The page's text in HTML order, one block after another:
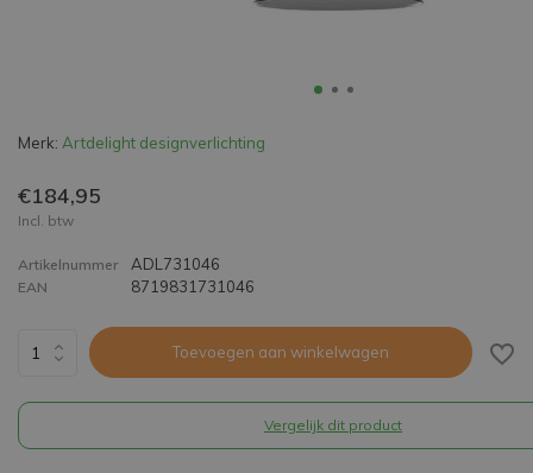
Merk: Artdelight designverlichting
€184,95
Incl. btw
Artikelnummer ADL731046
EAN 8719831731046
Toevoegen aan winkelwagen
Vergelijk dit product